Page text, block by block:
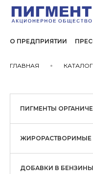
О ПРЕДПРИЯТИИ
ГЛАВНАЯ
ПИГМЕНТЫ
ЖИРОРАСТВОРИМЫЕ
ДОБАВКИ В БЕНЗИНЫ